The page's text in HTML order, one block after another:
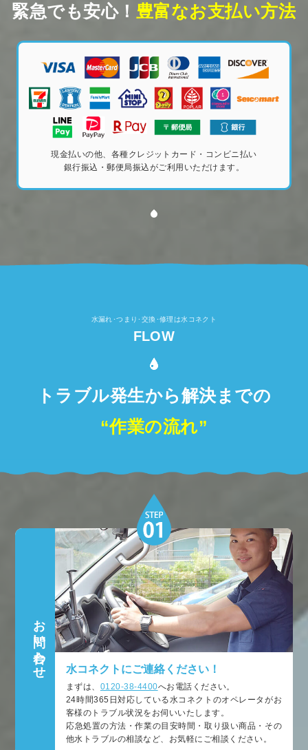
緊急でも安心！ 豊富なお支払い方法
現金払いの他、各種クレジットカード・コンビニ払い
銀行振込・郵便局振込がご利用いただけます。
水漏れ･つまり･交換･修理は水コネクト
FLOW
トラブル発生から解決までの
“作業の流れ”
お問い合わせ 水コネクトにご連絡ください！
まずは、 0120-38-4400へお電話ください。
24時間365日対応している水コネクトのオペレータがお
客様のトラブル状況をお伺いいたします。
応急処置の方法・作業の目安時間・取り扱い商品・その
他水トラブルの相談など、お気軽にご相談ください。